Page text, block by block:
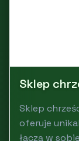
Sklep
Sklep
oferuje
łączą w